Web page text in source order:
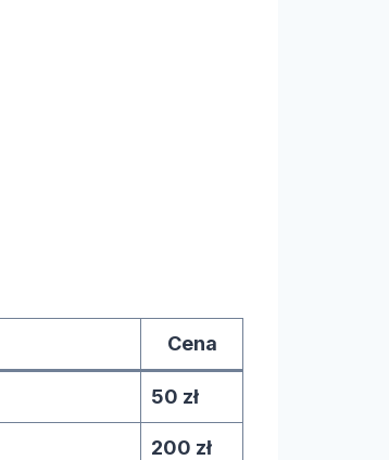
Cena
50 zł
200 zł